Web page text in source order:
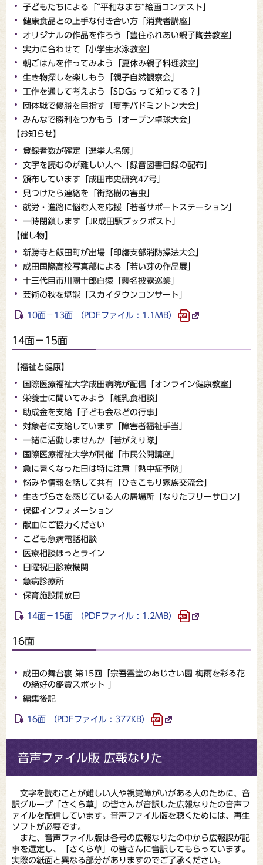
子どもたちによる「“平和なまち”絵画コンテスト」
健康食品との上手な付き合い方「消費者講座」
オリジナルの作品を作ろう「豊住ふれあい親子陶芸教室」
実力に合わせて「小学生水泳教室」
朝ごはんを作ってみよう「夏休み親子料理教室」
生き物探しを楽しもう「親子自然観察会」
工作を通して考えよう「SDGs って知ってる？」
団体戦で優勝を目指す「夏季バドミントン大会」
みんなで勝利をつかもう「オープン卓球大会」
【お知らせ】
登録者数が確定「選挙人名簿」
文字を読むのが難しい人へ「録音図書目録の配布」
頒布しています「成田市史研究47号」
見つけたら連絡を「街路樹の害虫」
就労・進路に悩む人を応援「若者サポートステーション」
一時閉鎖します「JR成田駅ブックポスト」
【催し物】
新勝寺と飯田町が出場「印旛支部消防操法大会」
成田国際高校写真部による「若い芽の作品展」
十三代目市川團十郎白猿「襲名披露巡業」
芸術の秋を堪能「スカイタウンコンサート」
10面－13面 （PDFファイル : 1.1MB）
14面－15面
【福祉と健康】
国際医療福祉大学成田病院が配信「オンライン健康教室」
栄養士に聞いてみよう「離乳食相談」
助成金を支給「子ども会などの行事」
対象者に支給しています「障害者福祉手当」
一緒に活動しませんか「若がえり隊」
国際医療福祉大学が開催「市民公開講座」
急に暑くなった日は特に注意「熱中症予防」
悩みや情報を話して共有「ひきこもり家族交流会」
生きづらさを感じている人の居場所「なりたフリーサロン」
保健インフォメーション
献血にご協力ください
こども急病電話相談
医療相談ほっとライン
日曜祝日診療機関
急病診療所
保育施設開放日
14面－15面 （PDFファイル : 1.2MB）
16面
成田の舞台裏 第15回「宗吾霊堂のあじさい園 梅雨を彩る花
の絶好の鑑賞スポット 」
編集後記
16面 （PDFファイル : 377KB）
音声ファイル版 広報なりた
文字を読むことが難しい人や視覚障がいがある人のために、音
訳グループ「さくら草」の皆さんが音訳した広報なりたの音声フ
ァイルを配信しています。音声ファイル版を聴くためには、再生
ソフトが必要です。
また、音声ファイル版は各号の広報なりたの中から広報課が記
事を選定し、「さくら草」の皆さんに音訳してもらっています。
実際の紙面と異なる部分がありますのでご了承ください。